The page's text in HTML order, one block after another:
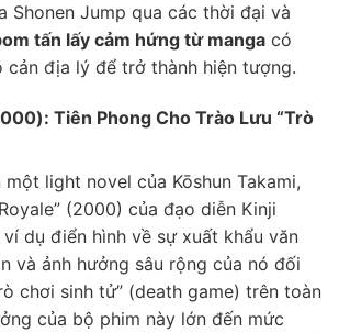
Shonen Jump qua các thời đại và
tấn lấy cảm hứng từ manga có
cản địa lý để trở thành hiện tượng.
Tiên Phong Cho Trào Lưu “Trò
light novel của Kōshun Takami,
(2000) của đạo diễn Kinji
ví dụ điển hình về sự xuất khẩu văn
và ảnh hưởng sâu rộng của nó đối
chơi sinh tử” (death game) trên toàn
của bộ phim này lớn đến mức